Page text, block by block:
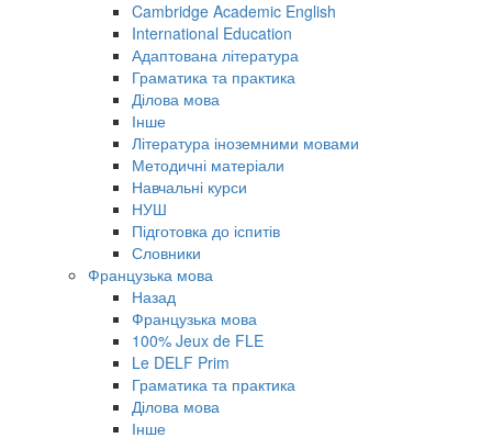
Cambridge Academic English
International Education
Адаптована література
Граматика та практика
Ділова мова
Інше
Література іноземними мовами
Методичні матеріали
Навчальні курси
НУШ
Підготовка до іспитів
Словники
Французька мова
Назад
Французька мова
100% Jeux de FLE
Le DELF Prim
Граматика та практика
Ділова мова
Інше